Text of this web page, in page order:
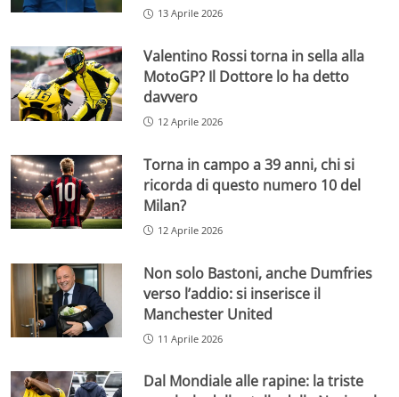
13 Aprile 2026
Valentino Rossi torna in sella alla
MotoGP? Il Dottore lo ha detto
davvero
12 Aprile 2026
Torna in campo a 39 anni, chi si
ricorda di questo numero 10 del
Milan?
12 Aprile 2026
Non solo Bastoni, anche Dumfries
verso l’addio: si inserisce il
Manchester United
11 Aprile 2026
Dal Mondiale alle rapine: la triste